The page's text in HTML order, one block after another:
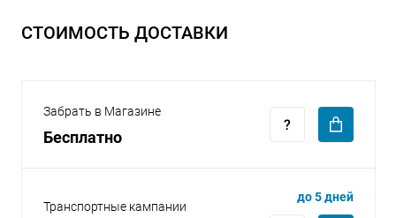
СТОИМОСТЬ ДОСТАВКИ
Забрать в Магазине
Бесплатно
Транспортные кампании
до 5 дней
раз в 2 недели